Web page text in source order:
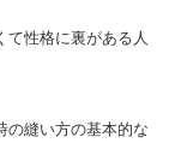
て性格に裏がある人
の縫い方の基本的な